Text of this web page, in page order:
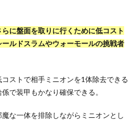
に盤面を取りに行くために低コスト
ルドスラムやウォーモールの挑戦者
ストで相手ミニオンを1体除去できる
で装甲もかなり確保できる。
な一体を排除しながらミニオンとし